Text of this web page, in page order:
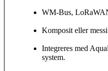
WM-Bus,
Komposit eller
Integreres med
system.